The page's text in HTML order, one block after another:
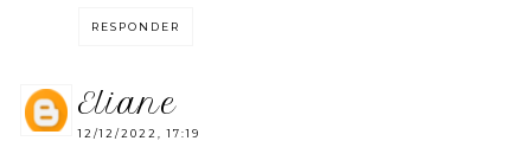
RESPONDER
eliane
12/12/2022, 17:19